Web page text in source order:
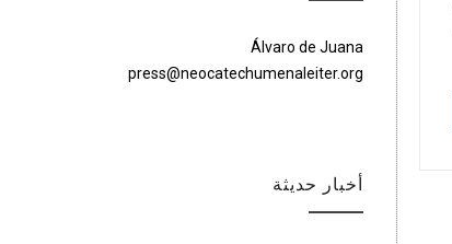
Álvaro de Juana
press@neocatechumenaleiter.org
أخبار حديثة